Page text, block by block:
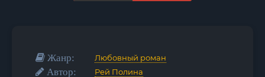
Жанр: Любовный роман
Автор: Рей Полина